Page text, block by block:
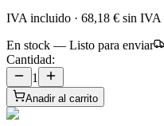
IVA incluido · 68,18 € sin IVA
En stock — Listo para enviar
Cantidad:
1
Anadir al carrito